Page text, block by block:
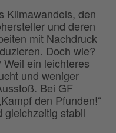
Klimawandels, den
und deren
mit Nachdruck
Doch wie?
ein leichteres
und weniger
Bei GF
den Pfunden!“
gleichzeitig stabil